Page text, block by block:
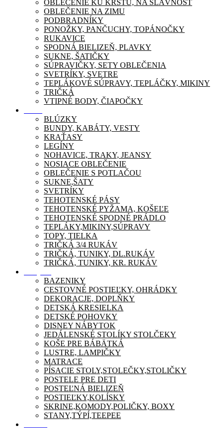
OBLEČENIE KU KRSTU, NA SLÁVNOSŤ
OBLEČENIE NA ZIMU
PODBRADNÍKY
PONOŽKY, PANČUCHY, TOPÁNOČKY
RUKAVICE
SPODNÁ BIELIZEŇ, PLAVKY
SUKNE, ŠATIČKY
SÚPRAVIČKY, SETY OBLEČENIA
SVETRÍKY, SVETRE
TEPLÁKOVÉ SÚPRAVY, TEPLÁČKY, MIKINY
TRIČKÁ
VTIPNÉ BODY, ČIAPOČKY
BLÚZKY
BUNDY, KABÁTY, VESTY
KRAŤASY
LEGÍNY
NOHAVICE, TRAKY, JEANSY
NOSIACE OBLEČENIE
OBLEČENIE S POTLAČOU
SUKNE,ŠATY
SVETRÍKY
TEHOTENSKÉ PÁSY
TEHOTENSKÉ PYŽAMA, KOŠEĽE
TEHOTENSKÉ SPODNÉ PRÁDLO
TEPLÁKY,MIKINY,SÚPRAVY
TOPY, TIELKA
TRIČKÁ 3/4 RUKÁV
TRIČKÁ, TUNIKY, DL.RUKÁV
TRIČKÁ, TUNIKY, KR. RUKÁV
BAZENIKY
CESTOVNÉ POSTIEĽKY, OHRÁDKY
DEKORACJE, DOPLŇKY
DETSKÁ KRESIELKA
DETSKÉ POHOVKY
DISNEY NÁBYTOK
JEDÁLENSKÉ STOLÍKY STOLČEKY
KOŠE PRE BÁBÄTKÁ
LUSTRE, LAMPIČKY
MATRACE
PÍSACIE STOLY,STOLEČKY,STOLIČKY
POSTELE PRE DETI
POSTEĽNÁ BIELIZEŇ
POSTIEĽKY,KOLÍSKY
SKRINE,KOMODY,POLIČKY, BOXY
STANY,TÝPÍ,TEEPEE